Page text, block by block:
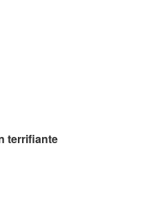
terrifiante